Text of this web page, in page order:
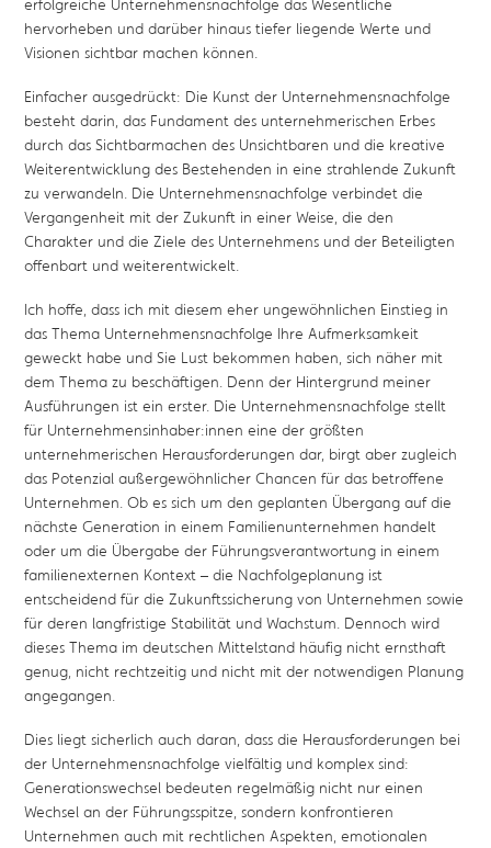
erfolgreiche Unternehmensnachfolge das Wesentliche
hervorheben und darüber hinaus tiefer liegende Werte und
Visionen sichtbar machen können.
Einfacher ausgedrückt: Die Kunst der Unternehmensnachfolge
besteht darin, das Fundament des unternehmerischen Erbes
durch das Sichtbarmachen des Unsichtbaren und die kreative
Weiterentwicklung des Bestehenden in eine strahlende Zukunft
zu verwandeln. Die Unternehmensnachfolge verbindet die
Vergangenheit mit der Zukunft in einer Weise, die den
Charakter und die Ziele des Unternehmens und der Beteiligten
offenbart und weiterentwickelt.
Ich hoffe, dass ich mit diesem eher ungewöhnlichen Einstieg in
das Thema Unternehmensnachfolge Ihre Aufmerksamkeit
geweckt habe und Sie Lust bekommen haben, sich näher mit
dem Thema zu beschäftigen. Denn der Hintergrund meiner
Ausführungen ist ein erster. Die Unternehmensnachfolge stellt
für Unternehmensinhaber:innen eine der größten
unternehmerischen Herausforderungen dar, birgt aber zugleich
das Potenzial außergewöhnlicher Chancen für das betroffene
Unternehmen. Ob es sich um den geplanten Übergang auf die
nächste Generation in einem Familienunternehmen handelt
oder um die Übergabe der Führungsverantwortung in einem
familienexternen Kontext – die Nachfolgeplanung ist
entscheidend für die Zukunftssicherung von Unternehmen sowie
für deren langfristige Stabilität und Wachstum. Dennoch wird
dieses Thema im deutschen Mittelstand häufig nicht ernsthaft
genug, nicht rechtzeitig und nicht mit der notwendigen Planung
angegangen.
Dies liegt sicherlich auch daran, dass die Herausforderungen bei
der Unternehmensnachfolge vielfältig und komplex sind:
Generationswechsel bedeuten regelmäßig nicht nur einen
Wechsel an der Führungsspitze, sondern konfrontieren
Unternehmen auch mit rechtlichen Aspekten, emotionalen